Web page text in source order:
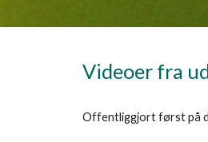
Videoer fra
Offentliggjort først på